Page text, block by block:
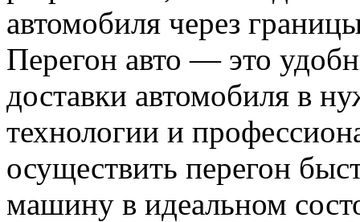
автомобиля через
Перегон авто — это
доставки автомобиля в
технологии и
осуществить перегон
машину в идеальном